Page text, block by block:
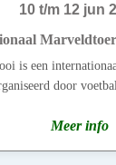
10 t/m 12 jun
is een
door
Meer info